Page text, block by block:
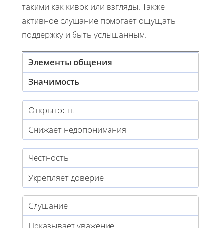
такими как кивок или взгляды. Также
активное слушание помогает ощущать
поддержку и быть услышанным.
Элементы общения
Значимость
Открытость
Снижает недопонимания
Честность
Укрепляет доверие
Слушание
Показывает уважение